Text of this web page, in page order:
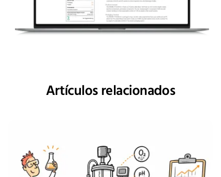
Artículos relacionados